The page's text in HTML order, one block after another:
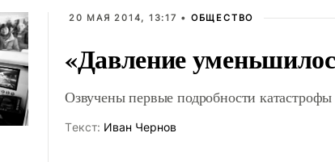
20 МАЯ 2014, 13:17 • ОБЩЕСТВО
«Давление
Озвучены первые подробности
Tекст: Иван Чернов